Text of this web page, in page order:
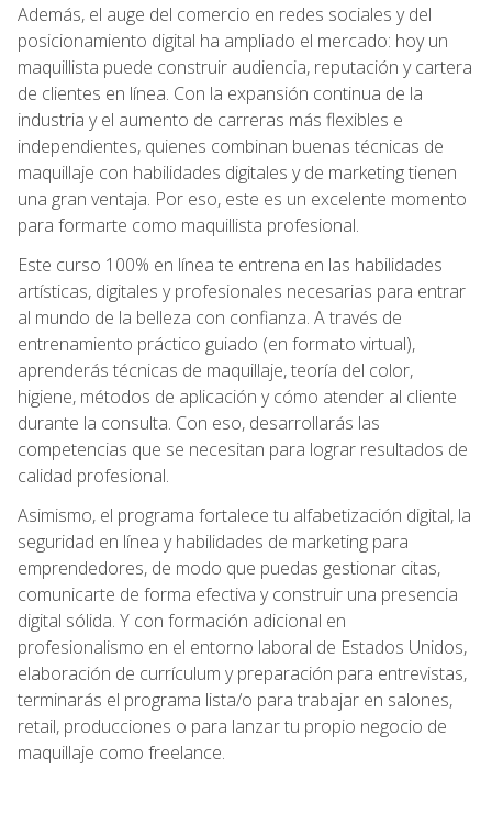
Además, el auge del comercio en redes sociales y del
posicionamiento digital ha ampliado el mercado: hoy un
maquillista puede construir audiencia, reputación y cartera
de clientes en línea. Con la expansión continua de la
industria y el aumento de carreras más flexibles e
independientes, quienes combinan buenas técnicas de
maquillaje con habilidades digitales y de marketing tienen
una gran ventaja. Por eso, este es un excelente momento
para formarte como maquillista profesional.
Este curso 100% en línea te entrena en las habilidades
artísticas, digitales y profesionales necesarias para entrar
al mundo de la belleza con confianza. A través de
entrenamiento práctico guiado (en formato virtual),
aprenderás técnicas de maquillaje, teoría del color,
higiene, métodos de aplicación y cómo atender al cliente
durante la consulta. Con eso, desarrollarás las
competencias que se necesitan para lograr resultados de
calidad profesional.
Asimismo, el programa fortalece tu alfabetización digital, la
seguridad en línea y habilidades de marketing para
emprendedores, de modo que puedas gestionar citas,
comunicarte de forma efectiva y construir una presencia
digital sólida. Y con formación adicional en
profesionalismo en el entorno laboral de Estados Unidos,
elaboración de currículum y preparación para entrevistas,
terminarás el programa lista/o para trabajar en salones,
retail, producciones o para lanzar tu propio negocio de
maquillaje como freelance.